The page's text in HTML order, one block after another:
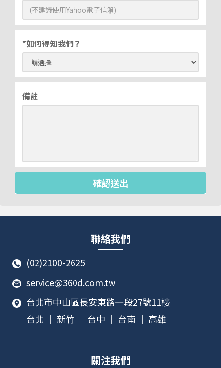
*如何得知我們？
備註
確認送出
聯絡我們
(02)2100-2625
service@360d.com.tw
台北市中山區長安東路一段27號11樓
台北 ｜ 新竹 ｜ 台中 ｜ 台南 ｜ 高雄
關注我們